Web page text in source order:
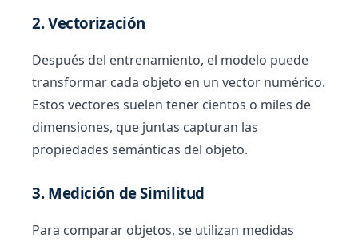
2. Vectorización
Después del entrenamiento, el modelo puede
transformar cada objeto en un vector numérico.
Estos vectores suelen tener cientos o miles de
dimensiones, que juntas capturan las
propiedades semánticas del objeto.
3. Medición de Similitud
Para comparar objetos, se utilizan medidas